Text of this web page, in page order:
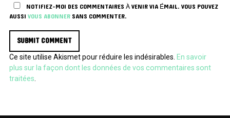
NOTIFIEZ-MOI DES COMMENTAIRES À VENIR VIA ÉMAIL. VOUS POUVEZ
AUSSIVOUS ABONNERSANS COMMENTER.
Ce site utilise Akismet pour réduire les indésirables. En savoir
plus sur la façon dont les données de vos commentaires sont
traitées